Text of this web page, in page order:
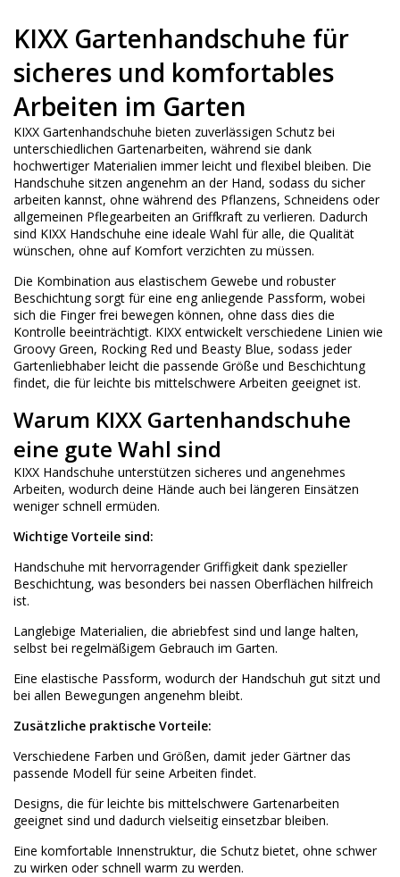
KIXX Gartenhandschuhe für
sicheres und komfortables
Arbeiten im Garten
KIXX Gartenhandschuhe bieten zuverlässigen Schutz bei
unterschiedlichen Gartenarbeiten, während sie dank
hochwertiger Materialien immer leicht und flexibel bleiben. Die
Handschuhe sitzen angenehm an der Hand, sodass du sicher
arbeiten kannst, ohne während des Pflanzens, Schneidens oder
allgemeinen Pflegearbeiten an Griffkraft zu verlieren. Dadurch
sind KIXX Handschuhe eine ideale Wahl für alle, die Qualität
wünschen, ohne auf Komfort verzichten zu müssen.
Die Kombination aus elastischem Gewebe und robuster
Beschichtung sorgt für eine eng anliegende Passform, wobei
sich die Finger frei bewegen können, ohne dass dies die
Kontrolle beeinträchtigt. KIXX entwickelt verschiedene Linien wie
Groovy Green, Rocking Red und Beasty Blue, sodass jeder
Gartenliebhaber leicht die passende Größe und Beschichtung
findet, die für leichte bis mittelschwere Arbeiten geeignet ist.
Warum KIXX Gartenhandschuhe
eine gute Wahl sind
KIXX Handschuhe unterstützen sicheres und angenehmes
Arbeiten, wodurch deine Hände auch bei längeren Einsätzen
weniger schnell ermüden.
Wichtige Vorteile sind:
Handschuhe mit hervorragender Griffigkeit dank spezieller
Beschichtung, was besonders bei nassen Oberflächen hilfreich
ist.
Langlebige Materialien, die abriebfest sind und lange halten,
selbst bei regelmäßigem Gebrauch im Garten.
Eine elastische Passform, wodurch der Handschuh gut sitzt und
bei allen Bewegungen angenehm bleibt.
Zusätzliche praktische Vorteile:
Verschiedene Farben und Größen, damit jeder Gärtner das
passende Modell für seine Arbeiten findet.
Designs, die für leichte bis mittelschwere Gartenarbeiten
geeignet sind und dadurch vielseitig einsetzbar bleiben.
Eine komfortable Innenstruktur, die Schutz bietet, ohne schwer
zu wirken oder schnell warm zu werden.